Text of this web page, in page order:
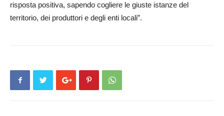
risposta positiva, sapendo cogliere le giuste istanze del
territorio, dei produttori e degli enti locali”.